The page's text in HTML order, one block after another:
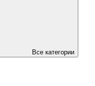
Все категории